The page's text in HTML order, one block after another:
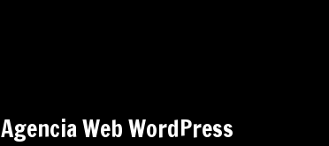
Agencia Web WordPress